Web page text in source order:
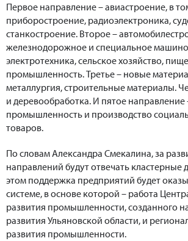
Первое направление – авиастроение, в
приборостроение, радиоэлектроника,
станкостроение. Второе –
железнодорожное и специальное
электротехника, сельское хозяйство,
промышленность. Третье – новые
металлургия, строительные материалы.
и деревообработка. И пятое направление
промышленность и производство
товаров.
По словам Александра Смекалина, за
направлений будут отвечать кластерные
этом поддержка предприятий будет
системе, в основе которой – работа
развития промышленности, созданного
развития Ульяновской области, и
развития промышленности.